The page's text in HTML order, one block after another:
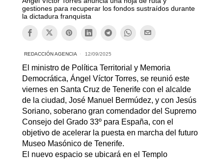
gestiones para recuperar los fondos sustraídos durante
la dictadura franquista
REDACCIÓN AGENCIA 12/09/2025
El ministro de Política Territorial y Memoria
Democrática, Ángel Víctor Torres, se reunió este
viernes en Santa Cruz de Tenerife con el alcalde
de la ciudad, José Manuel Bermúdez, y con Jesús
Soriano, soberano gran comendador del Supremo
Consejo del Grado 33º para España, con el
objetivo de acelerar la puesta en marcha del futuro
Museo Masónico de Tenerife.
El nuevo espacio se ubicará en el Templo